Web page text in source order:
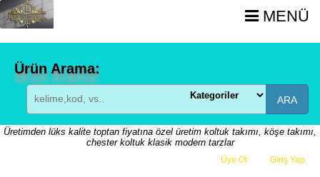
MENÜ
Ürün Arama:
ARA
Üretimden lüks kalite toptan fiyatına özel üretim koltuk takımı, köşe takımı,
chester koltuk klasik modern tarzlar
Üye Ol Giriş Yap